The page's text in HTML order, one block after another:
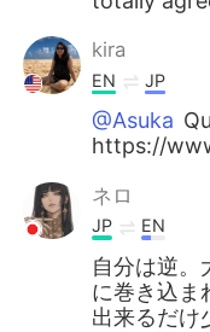
kira
EN JP
@Asuka
https://
ネロ
JP EN
自分は逆。
に巻き込ま
出来るだけ